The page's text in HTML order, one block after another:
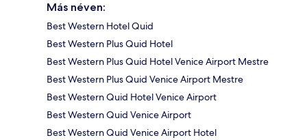
Más néven:
Best Western Hotel Quid
Best Western Plus Quid Hotel
Best Western Plus Quid Hotel Venice Airport Mestre
Best Western Plus Quid Venice Airport Mestre
Best Western Quid Hotel Venice Airport
Best Western Quid Venice Airport
Best Western Quid Venice Airport Hotel